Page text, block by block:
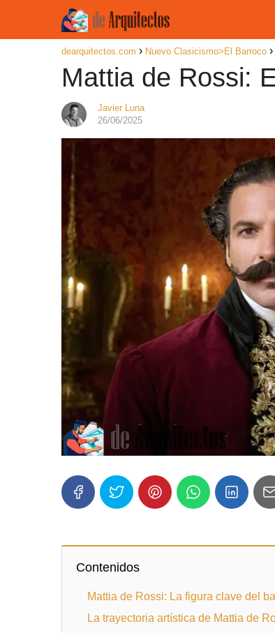
dearquitectos.com Nuevo Clasicismo>El Barroco
Mattia de Rossi:
Javier Luna
26/06/2025
Contenidos
Mattia de Rossi: La figura clave del
La trayectoria artística de Mattia de